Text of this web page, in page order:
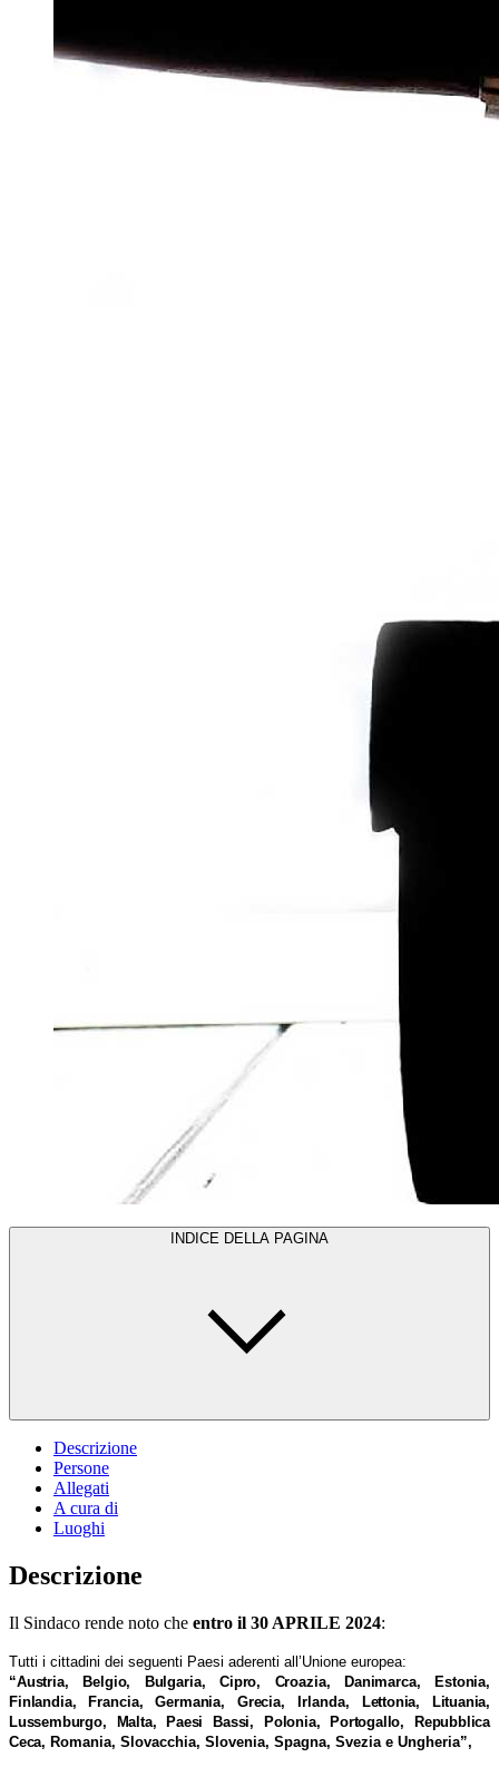
INDICE DELLA PAGINA
Descrizione
Persone
Allegati
A cura di
Luoghi
Descrizione
Il Sindaco rende noto che entro il 30 APRILE 2024:
Tutti i cittadini dei seguenti Paesi aderenti all’Unione europea:
“Austria, Belgio, Bulgaria, Cipro, Croazia, Danimarca, Estonia,
Finlandia, Francia, Germania, Grecia, Irlanda, Lettonia, Lituania,
Lussemburgo, Malta, Paesi Bassi, Polonia, Portogallo, Repubblica
Ceca, Romania, Slovacchia, Slovenia, Spagna, Svezia e Ungheria”,